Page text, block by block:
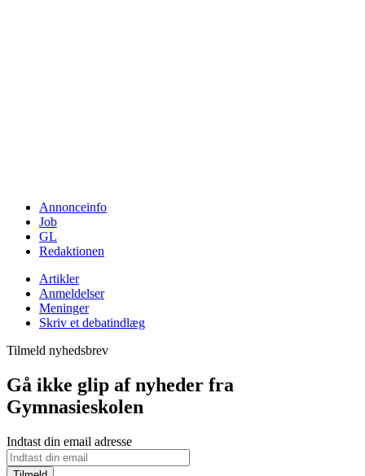
Annonceinfo
Job
GL
Redaktionen
Artikler
Anmeldelser
Meninger
Skriv et debatindlæg
Tilmeld nyhedsbrev
Gå ikke glip af nyheder fra
Gymnasieskolen
Indtast din email adresse